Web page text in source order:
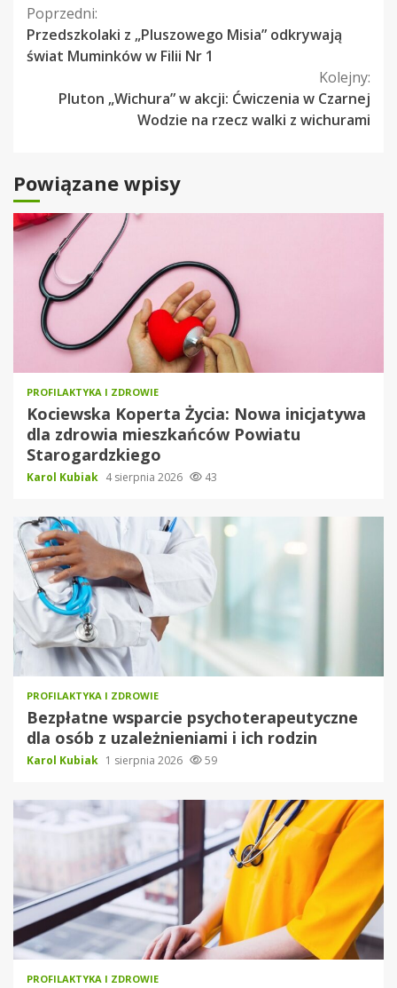
Kontynuuj
czytanie
Poprzedni:
Przedszkolaki z „Pluszowego Misia” odkrywają
świat Muminków w Filii Nr 1
Kolejny:
Pluton „Wichura” w akcji: Ćwiczenia w Czarnej
Wodzie na rzecz walki z wichurami
Powiązane wpisy
PROFILAKTYKA I ZDROWIE
Kociewska Koperta Życia: Nowa inicjatywa
dla zdrowia mieszkańców Powiatu
Starogardzkiego
Karol Kubiak 4 sierpnia 2026 43
PROFILAKTYKA I ZDROWIE
Bezpłatne wsparcie psychoterapeutyczne
dla osób z uzależnieniami i ich rodzin
Karol Kubiak 1 sierpnia 2026 59
PROFILAKTYKA I ZDROWIE